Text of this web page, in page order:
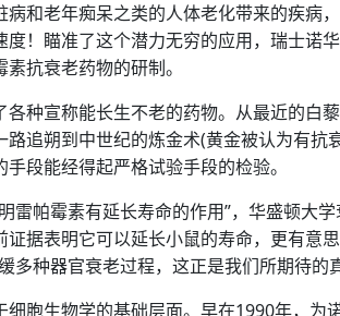
病和老年痴呆之类的人体老化带来的疾病
度！瞄准了这个潜力无穷的应用，瑞士诺
抗衰老药物的研制。
各种宣称能长生不老的药物。从最近的
路追朔到中世纪的炼金术(黄金被认为有
段能经得起严格试验手段的检验。
雷帕霉素有延长寿命的作用”，华盛顿大
证据表明它可以延长小鼠的寿命，更有意
多种器官衰老过程，这正是我们所期待的
细胞生物学的基础层面。早在1990年，为